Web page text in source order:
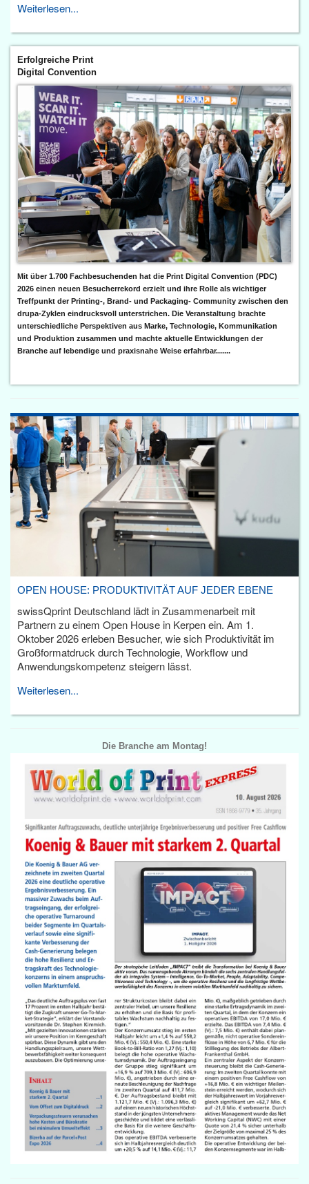
Weiterlesen...
Erfolgreiche Print
Digital Convention
Mit über 1.700 Fachbesuchenden hat die Print Digital Convention (PDC)
2026 einen neuen Besucherrekord erzielt und ihre Rolle als wichtiger
Treffpunkt der Printing-, Brand- und Packaging- Community zwischen den
drupa-Zyklen eindrucksvoll unterstrichen. Die Veranstaltung brachte
unterschiedliche Perspektiven aus Marke, Technologie, Kommunikation
und Produktion zusammen und machte aktuelle Entwicklungen der
Branche auf lebendige und praxisnahe Weise erfahrbar.......
OPEN HOUSE: PRODUKTIVITÄT AUF JEDER EBENE
swissQprint Deutschland lädt in Zusammenarbeit mit
Partnern zu einem Open House in Kerpen ein. Am 1.
Oktober 2026 erleben Besucher, wie sich Produktivität im
Großformatdruck durch Technologie, Workflow und
Anwendungskompetenz steigern lässt.
Weiterlesen...
Die Branche am Montag!